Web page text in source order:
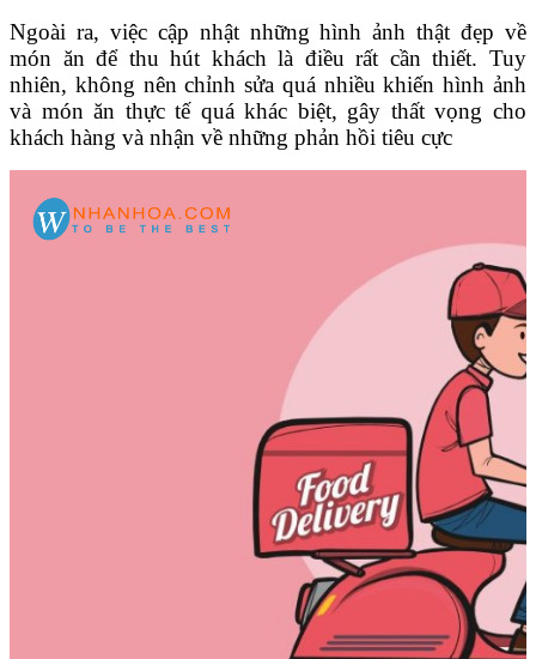
Ngoài ra, việc cập nhật những hình ảnh thật đẹp về
món ăn để thu hút khách là điều rất cần thiết. Tuy
nhiên, không nên chỉnh sửa quá nhiều khiến hình ảnh
và món ăn thực tế quá khác biệt, gây thất vọng cho
khách hàng và nhận về những phản hồi tiêu cực